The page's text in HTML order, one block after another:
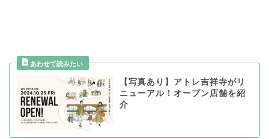
【写真あり】アトレ吉祥寺がリ
ニューアル！オープン店舗を紹
介